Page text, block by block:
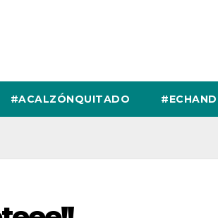
#ACALZÓNQUITADO